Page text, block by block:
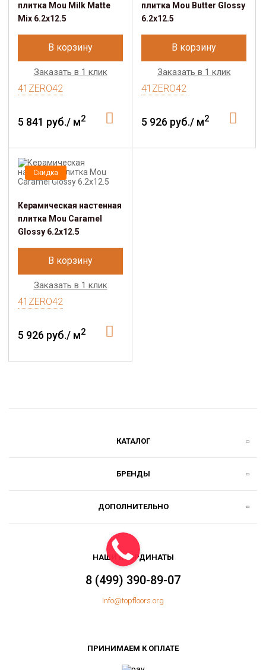
плитка Mou Milk Matte
Mix 6.2x12.5
В корзину
Заказать в 1 клик
41ZERO42
5 841 руб./ м2
плитка Mou Butter Glossy
6.2x12.5
В корзину
Заказать в 1 клик
41ZERO42
5 926 руб./ м2
Скидка
Керамическая настенная
плитка Mou Caramel
Glossy 6.2x12.5
В корзину
Заказать в 1 клик
41ZERO42
5 926 руб./ м2
КАТАЛОГ
БРЕНДЫ
ДОПОЛНИТЕЛЬНО
НАШИ КООРДИНАТЫ
8 (499) 390-89-07
Info@topfloors.org
ПРИНИМАЕМ К ОПЛАТЕ